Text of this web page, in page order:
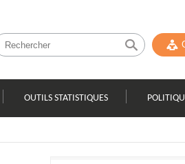
OUTILS STATISTIQUES